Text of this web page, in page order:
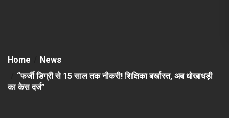
Home
News
“फर्जी डिग्री से 15 साल तक नौकरी! शिक्षिका बर्खास्त, अब धोखाधड़ी
का केस दर्ज”